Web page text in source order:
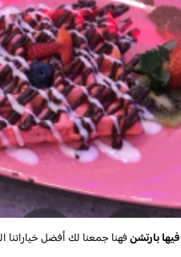
بارتشنفهنا جمعنا لك أفضل خياراتنا